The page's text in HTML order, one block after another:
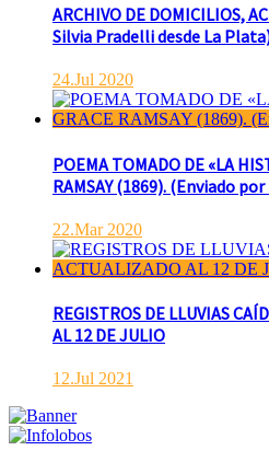
ARCHIVO DE DOMICILIOS,
Silvia Pradelli desde La
24.Jul 2020
POEMA TOMADO DE «LA
RAMSAY (1869). (Enviado
22.Mar 2020
REGISTROS DE LLUVIAS
AL 12 DE JULIO
12.Jul 2021